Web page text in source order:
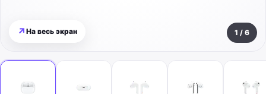
↗ На весь экран 1 / 6